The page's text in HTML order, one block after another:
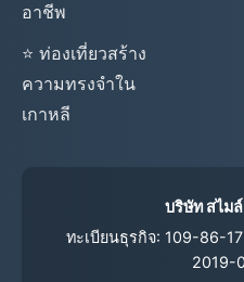
อาชีพ
⭐ ท่องเที่ยวสร้าง
ความทรงจำใน
เกาหลี
บริษัท สไม
ทะเบียนธุรกิจ: 109-86-
2019-